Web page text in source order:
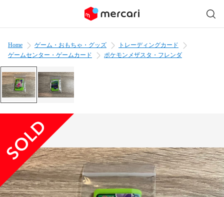
Home ゲーム・おもちゃ・グッズ
トレーディングカード
ゲームセンター・ゲームカード
ポケモンメザスタ・フレンダ